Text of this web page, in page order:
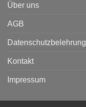
Über uns
AGB
Datenschutzbelehrung
Kontakt
Impressum